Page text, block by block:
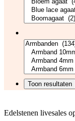
Edelstenen livesales